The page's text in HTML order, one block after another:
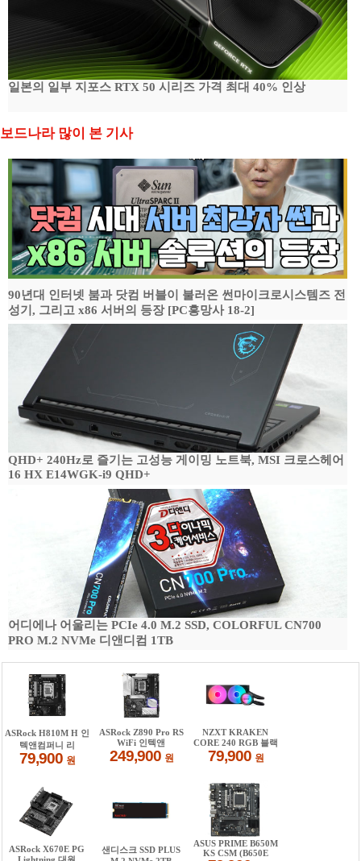
일본의 일부 지포스 RTX 50 시리즈 가격 최대 40% 인상
보드나라 많이 본 기사
90년대 인터넷 붐과 닷컴 버블이 불러온 썬마이크로시스템즈 전
성기, 그리고 x86 서버의 등장 [PC흥망사 18-2]
QHD+ 240Hz로 즐기는 고성능 게이밍 노트북, MSI 크로스헤어
16 HX E14WGK-i9 QHD+
어디에나 어울리는 PCIe 4.0 M.2 SSD, COLORFUL CN700
PRO M.2 NVMe 디앤디컴 1TB